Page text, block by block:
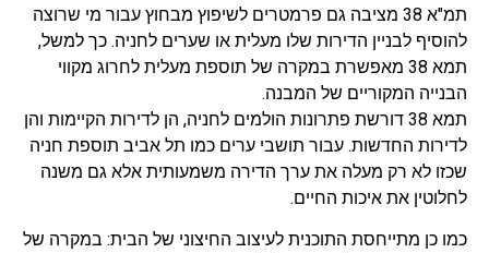
תמ"א 38 מציבה גם פרמטרים לשיפוץ מבחוץ עבור מי שרוצה
להוסיף לבניין הדירות שלו מעלית או שערים לחניה. כך למשל,
תמא 38 מאפשרת במקרה של תוספת מעלית לחרוג מקווי
הבנייה המקוריים של המבנה.
תמא 38 דורשת פתרונות הולמים לחניה, הן לדירות הקיימות והן
לדירות החדשות. עבור תושבי ערים כמו תל אביב תוספת חניה
שכזו לא רק מעלה את ערך הדירה משמעותית אלא גם משנה
לחלוטין את איכות החיים.
כמו כן מתייחסת התוכנית לעיצוב החיצוני של הבית: במקרה של